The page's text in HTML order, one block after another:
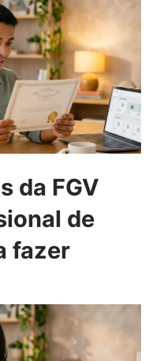
da FGV
de
fazer